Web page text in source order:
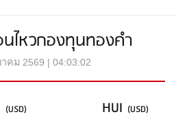
นไหวกองทุนทองคำ
คม 2569 | 04:03:02
(USD) HUI (USD)